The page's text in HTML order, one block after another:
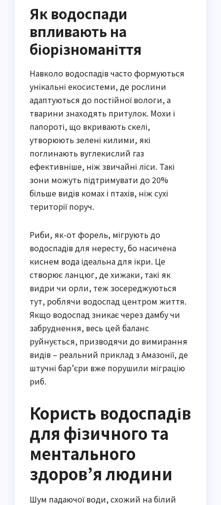
Як водоспади
впливають на
біорізноманіття
Навколо водоспадів часто формуються
унікальні екосистеми, де рослини
адаптуються до постійної вологи, а
тварини знаходять притулок. Мохи і
папороті, що вкривають скелі,
утворюють зелені килими, які
поглинають вуглекислий газ
ефективніше, ніж звичайні ліси. Такі
зони можуть підтримувати до 20%
більше видів комах і птахів, ніж сухі
території поруч.
Риби, як-от форель, мігрують до
водоспадів для нересту, бо насичена
киснем вода ідеальна для ікри. Це
створює ланцюг, де хижаки, такі як
видри чи орли, теж зосереджуються
тут, роблячи водоспад центром життя.
Якщо водоспад зникає через дамбу чи
забруднення, весь цей баланс
руйнується, призводячи до вимирання
видів – реальний приклад з Амазонії, де
штучні бар’єри вже порушили міграцію
риб.
Користь водоспадів
для фізичного та
ментального
здоров’я людини
Шум падаючої води, схожий на білий